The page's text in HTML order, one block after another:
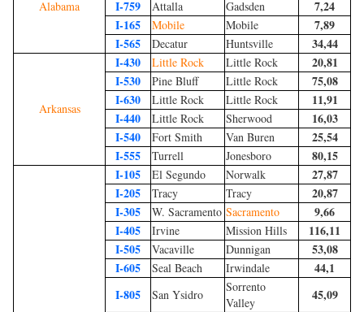
Alabama
I-759
Attalla Gadsden
7,24
I-165
Mobile Mobile
7,89
I-565
Decatur Huntsville 34,44
Arkansas
I-430 Little Rock Little Rock
20,81
I-530
Pine Bluff Little Rock
75,08
I-630
Little Rock Little Rock
11,91
I-440
Little Rock Sherwood
16,03
I-540
Fort Smith Van Buren
25,54
I-555
Turrell Jonesboro 80,15
I-105 El Segundo Norwalk
27,87
I-205
Tracy Tracy
20,87
I-305
W. Sacramento Sacramento
9,66
I-405
Irvine Mission Hills
116,11
I-505
Vacaville Dunnigan
53,08
I-605
Seal Beach Irwindale
44,1
I-805
San Ysidro
Sorrento
Valley
45,09